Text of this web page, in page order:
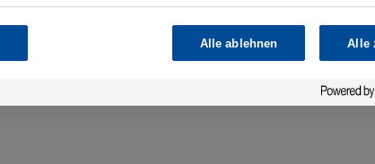
Alle ablehnen Alle